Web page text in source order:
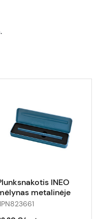
INEO
metalinėje